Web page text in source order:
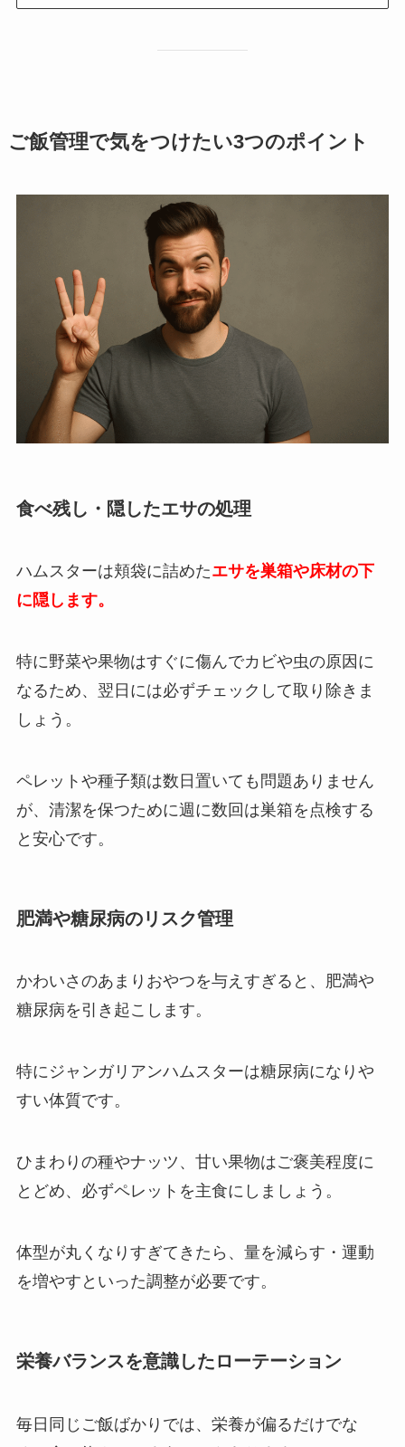
ご飯管理で気をつけたい3つのポイント
食べ残し・隠したエサの処理
ハムスターは頬袋に詰めたエサを巣箱や床材の下
に隠します。
特に野菜や果物はすぐに傷んでカビや虫の原因に
なるため、翌日には必ずチェックして取り除きま
しょう。
ペレットや種子類は数日置いても問題ありません
が、清潔を保つために週に数回は巣箱を点検する
と安心です。
肥満や糖尿病のリスク管理
かわいさのあまりおやつを与えすぎると、肥満や
糖尿病を引き起こします。
特にジャンガリアンハムスターは糖尿病になりや
すい体質です。
ひまわりの種やナッツ、甘い果物はご褒美程度に
とどめ、必ずペレットを主食にしましょう。
体型が丸くなりすぎてきたら、量を減らす・運動
を増やすといった調整が必要です。
栄養バランスを意識したローテーション
毎日同じご飯ばかりでは、栄養が偏るだけでな